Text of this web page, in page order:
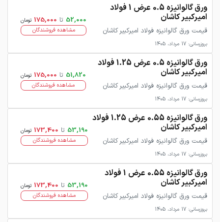
ورق گالوانیزه 0.5 عرض 1 فولاد
امیرکبیر کاشان
قیمت ورق گالوانیزه فولاد امیرکبیر کاشان
بروزرسانی: 17 مرداد، 1405
52,000 تا 175,000 تومان
مشاهده فروشندگان
ورق گالوانیزه 0.5 عرض 1.25 فولاد
امیرکبیر کاشان
قیمت ورق گالوانیزه فولاد امیرکبیر کاشان
بروزرسانی: 17 مرداد، 1405
51,820 تا 175,000 تومان
مشاهده فروشندگان
ورق گالوانیزه 0.55 عرض 1.25 فولاد
امیرکبیر کاشان
قیمت ورق گالوانیزه فولاد امیرکبیر کاشان
بروزرسانی: 17 مرداد، 1405
53,190 تا 173,400 تومان
مشاهده فروشندگان
ورق گالوانیزه 0.55 عرض 1 فولاد
امیرکبیر کاشان
قیمت ورق گالوانیزه فولاد امیرکبیر کاشان
بروزرسانی: 17 مرداد، 1405
53,190 تا 173,400 تومان
مشاهده فروشندگان